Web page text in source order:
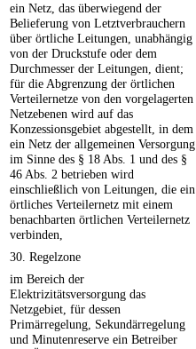
ein Netz, das überwiegend der
Belieferung von Letztverbrauchern
über örtliche Leitungen, unabhängig
von der Druckstufe oder dem
Durchmesser der Leitungen, dient;
für die Abgrenzung der örtlichen
Verteilernetze von den vorgelagerten
Netzebenen wird auf das
Konzessionsgebiet abgestellt, in dem
ein Netz der allgemeinen Versorgung
im Sinne des § 18 Abs. 1 und des §
46 Abs. 2 betrieben wird
einschließlich von Leitungen, die ein
örtliches Verteilernetz mit einem
benachbarten örtlichen Verteilernetz
verbinden,
30. Regelzone
im Bereich der
Elektrizitätsversorgung das
Netzgebiet, für dessen
Primärregelung, Sekundärregelung
und Minutenreserve ein Betreiber